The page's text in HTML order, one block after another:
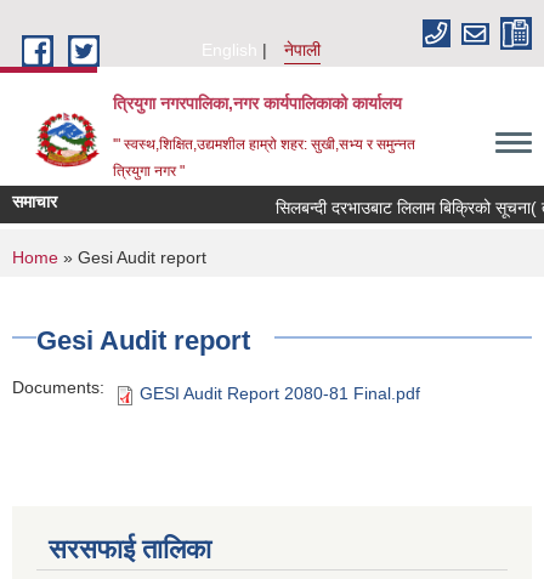
English
नेपाली
त्रियुगा नगरपालिका,नगर कार्यपालिकाको कार्यालय
'" स्वस्थ,शिक्षित,उद्यमशील हाम्रो शहर: सुखी,सभ्य र समुन्नत
त्रियुगा नगर "
समाचार सिलबन्दी दरभाउबाट लिलाम बिक्रिको सूचना(
You are here
Home » Gesi Audit report
Gesi Audit report
Documents: GESI Audit Report 2080-81 Final.pdf
सरसफाई तालिका